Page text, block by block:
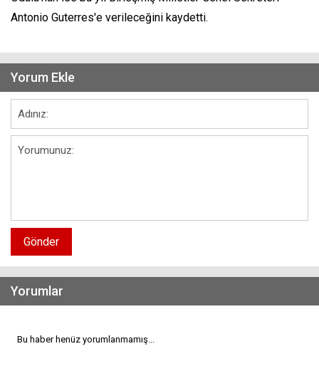
Antonio Guterres'e verileceğini kaydetti.
Yorum Ekle
Gönder
Yorumlar
Bu haber henüz yorumlanmamış...